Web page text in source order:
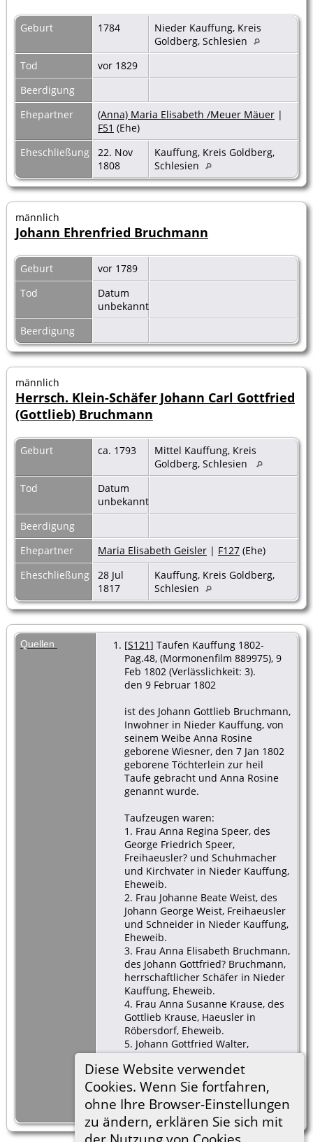
Diese Website verwendet
Cookies. Wenn Sie fortfahren,
ohne Ihre Browser-Einstellungen
zu ändern, erklären Sie sich mit
Geburt 1784
Nieder Kauffung, Kreis
Goldberg, Schlesien
Tod
vor 1829
Beerdigung
Ehepartner
(Anna) Maria Elisabeth /Meuer Mäuer |
F51 (Ehe)
Eheschließung
22. Nov
1808
Kauffung, Kreis Goldberg,
Schlesien
männlich
Johann Ehrenfried Bruchmann
Geburt
vor 1789
Tod
Datum
unbekannt
Beerdigung
männlich
Herrsch. Klein-Schäfer Johann Carl Gottfried
(Gottlieb) Bruchmann
Geburt ca. 1793
Mittel Kauffung, Kreis
Goldberg, Schlesien
Tod
Datum
unbekannt
Beerdigung
Ehepartner
Maria Elisabeth Geisler | F127 (Ehe)
Eheschließung
28 Jul
1817
Kauffung, Kreis Goldberg,
Schlesien
Quellen [S121] Taufen Kauffung 1802-
Pag.48, (Mormonenfilm 889975), 9
Feb 1802 (Verlässlichkeit: 3).
den 9 Februar 1802
ist des Johann Gottlieb Bruchmann,
Inwohner in Nieder Kauffung, von
seinem Weibe Anna Rosine
geborene Wiesner, den 7 Jan 1802
geborene Töchterlein zur heil
Taufe gebracht und Anna Rosine
genannt wurde.
Taufzeugen waren:
1. Frau Anna Regina Speer, des
George Friedrich Speer,
Freihaeusler? und Schuhmacher
und Kirchvater in Nieder Kauffung,
Eheweib.
2. Frau Johanne Beate Weist, des
Johann George Weist, Freihaeusler
und Schneider in Nieder Kauffung,
Eheweib.
3. Frau Anna Elisabeth Bruchmann,
des Johann Gottfried? Bruchmann,
herrschaftlicher Schäfer in Nieder
Kauffung, Eheweib.
4. Frau Anna Susanne Krause, des
Gottlieb Krause, Haeusler in
Röbersdorf, Eheweib.
5. Johann Gottfried Walter,
Freihaeusler und Garnsammler in
Mittel Kauffung.
6. Johann Ernst ???, Huf- und
Waffenschmidt in Schönau.
Bei Taufzeugen Nr.3